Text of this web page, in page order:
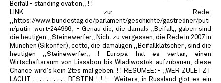
Beifall - standing ovation,, ! !
LINK zur Rede:
,,https://www.bundestag.de/parlament/geschichte/gastredner/puti
n/putin_wort-244966,, - Genau die, die damals ,,Beifall,, gaben sind
die heutigen ,,Steinewerfer,, Nicht zu vergessen, die Rede in 2007 in
München (Sikonfer.), detto, die damaligen ,,Beifallklatscher,, sind die
heutigen ,,Steinewerfer,, ! Europa hat es vertan, einen
Wirtschaftsraum von Lissabon bis Wladiwostok aufzubauen, diese
Chance wird´s kein 2tes mal geben. ! ! RESÜMEE: - ,,WER ZULETZT
LACHT . . . . . . . . . . BESTEN ! ! ! - Weiters, in Russland gibt es ein